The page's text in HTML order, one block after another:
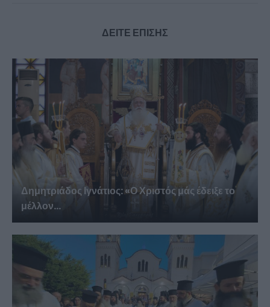
ΔΕΙΤΕ ΕΠΙΣΗΣ
Δημητριάδος Ιγνάτιος: «Ο Χριστός μάς έδειξε το
μέλλον...